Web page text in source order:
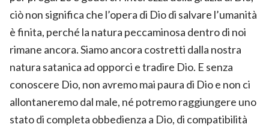
ciò non significa che l’opera di Dio di salvare l’umanità
è finita, perché la natura peccaminosa dentro di noi
rimane ancora. Siamo ancora costretti dalla nostra
natura satanica ad opporci e tradire Dio. E senza
conoscere Dio, non avremo mai paura di Dio e non ci
allontaneremo dal male, né potremo raggiungere uno
stato di completa obbedienza a Dio, di compatibilità